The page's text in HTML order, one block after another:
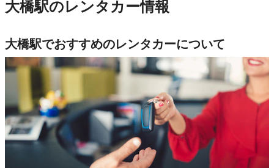
大橋駅のレンタカー情報
大橋駅でおすすめのレンタカーについて